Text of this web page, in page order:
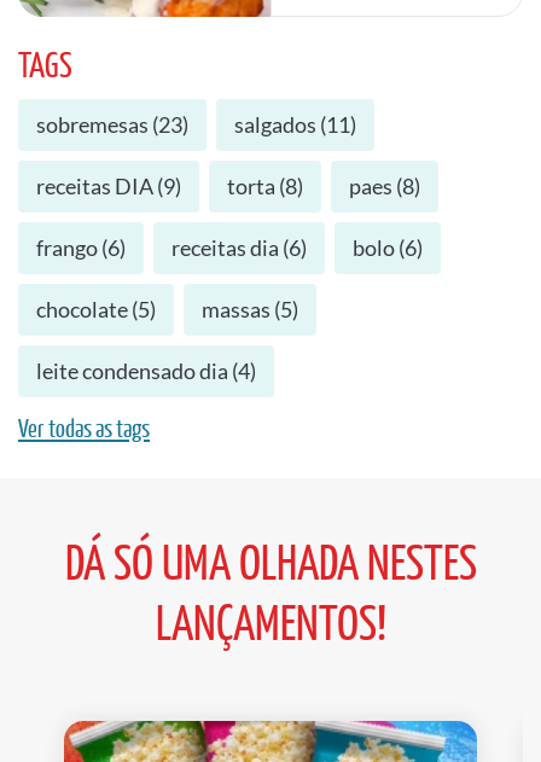
TAGS
sobremesas (23) salgados (11)
receitas DIA(9) torta (8) paes (8)
frango(6) receitas dia (6) bolo(6)
chocolate(5) massas (5)
leite condensado dia (4)
Ver todas as tags
DÁ SÓ UMA OLHADA NESTES
LANÇAMENTOS!